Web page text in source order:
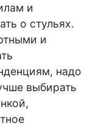
и
о стульях.
и
надо
выбирать